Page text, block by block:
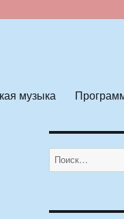
музыка
Искать: